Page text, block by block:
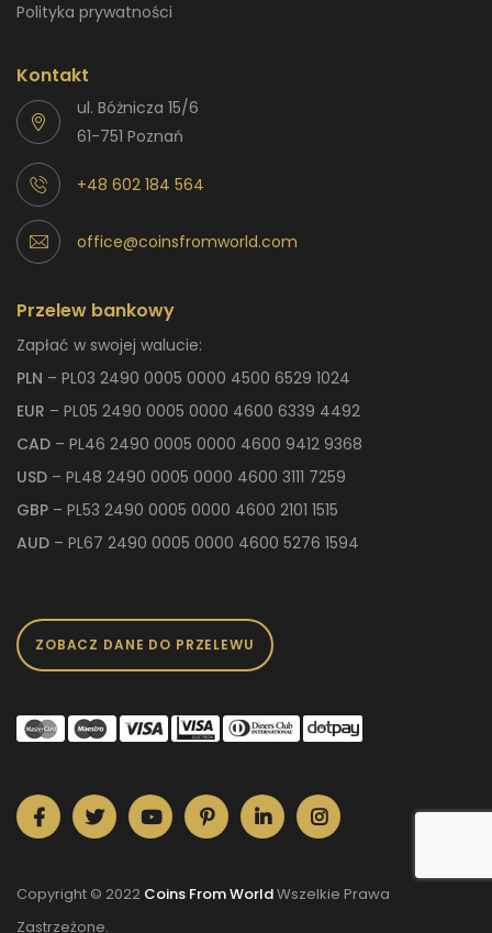
Polityka prywatności
Kontakt
ul. Bóżnicza 15/6
61-751 Poznań
+48 602 184 564
office@coinsfromworld.com
Przelew bankowy
Zapłać w swojej walucie:
PLN – PL03 2490 0005 0000 4500 6529 1024
EUR – PL05 2490 0005 0000 4600 6339 4492
CAD – PL46 2490 0005 0000 4600 9412 9368
USD – PL48 2490 0005 0000 4600 3111 7259
GBP – PL53 2490 0005 0000 4600 2101 1515
AUD – PL67 2490 0005 0000 4600 5276 1594
Copyright © 2022 Coins From WorldWszelkie Prawa
Zastrzeżone.
ZOBACZ DANE DO PRZELEWU